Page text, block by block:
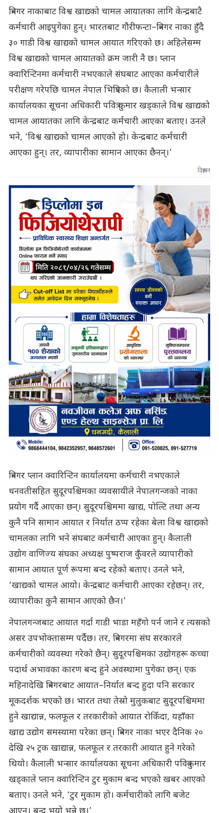
त्रिनगर नाकाबाट विश्व खाद्यको चामल आयातका लागि केन्द्रबाटै
कर्मचारी आइपुगेका हुन्। भारतबाट गौरीफन्टा–त्रिनगर नाका हुँदै
३० गाडी विश्व खाद्यको चामल आयात गरिएको छ। अहिलेसम्म
विश्व खाद्यको चामल आयातको क्रम जारी नै छ। प्लान
क्वारिन्टिनमा कर्मचारी नभएकाले संघबाट आएका कर्मचारीले
परीक्षण गरेपछि चामल नेपाल भित्रिएको छ। कैलाली भन्सार
कार्यालयका सूचना अधिकारी पवित्र कुमार खड्काले विश्व खाद्यको
चामल आयातका लागि केन्द्रबाट कर्मचारी आएका बताए। उनले
भने, ‘विश्व खाद्यको चामल आएको हो। केन्द्रबाट कर्मचारी
आएका हुन्। तर, व्यापारीका सामान आएका छैनन्।’
विज्ञापन
त्रिनगर प्लान क्वारिन्टिन कार्यालयमा कर्मचारी नभएकाले
धनवतीसहित सुदूरपश्चिमका व्यवसायीले नेपालगन्जको नाका
प्रयोग गर्दै आएका छन्। सुदूरपश्चिममा खाद्य, पोल्टि तथा अन्य
कुनै पनि सामान आयात र निर्यात ठप्प रहेका बेला विश्व खाद्यको
चामलका लागि भने संघबाट कर्मचारी आएका हुन्। कैलाली
उद्योग वाणिज्य संघका अध्यक्ष पुष्पराज कुँवरले व्यापारीको
सामान आयात पूर्ण रूपमा बन्द रहेको बताए। उनले भने,
‘खाद्यको चामल आयो। केन्द्रबाट कर्मचारी आएका रहेछन्। तर,
व्यापारीका कुनै सामान आएको छैन।’
नेपालगन्जबाट आयात गर्दा गाडी भाडा महँगो पर्न जाने र त्यसको
असर उपभोक्तासम्म पर्दैछ। तर, त्रिनगरमा संघ सरकारले
कर्मचारीको व्यवस्था गरेको छैन्। सुदूरपश्चिमका उद्योगहरू कच्चा
पदार्थ अभावका कारण बन्द हुने अवस्थामा पुगेका छन्। एक
महिनादेखि त्रिनगरबाट आयात–निर्यात बन्द हुदा पनि सरकार
मूकदर्शक भएको छ। भारत तथा तेस्रो मुलुकबाट सुदूरपश्चिममा
हुने खाद्यान्न, फलफूल र तरकारीको आयात रोकिँदा, यहाँका
खाद्य उद्योग समस्यामा परेका छन्। त्रिनगर नाका भएर दैनिक २०
देखि २५ ट्रक खाद्यान्न, फलफूल र तरकारी आयात हुने गरेको
थियो। कैलाली भन्सार कार्यालयका सूचना अधिकारी पवित्रकुमार
खड्काले प्लान क्वारिन्टिन टुर मुकाम बन्द भएको खबर आएको
बताए। उनले भने, ‘टुर मुकाम हो। कर्मचारीको लागि बजेट